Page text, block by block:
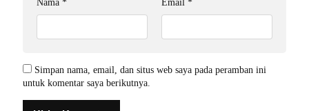
Nama * Email *
Simpan nama, email, dan situs web saya pada peramban ini
untuk komentar saya berikutnya.